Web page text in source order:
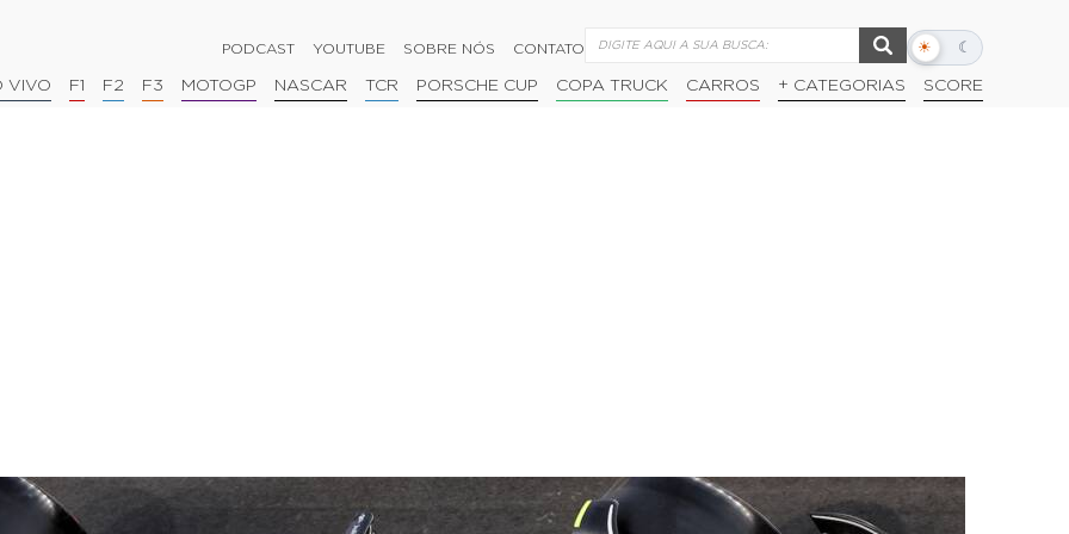
PODCAST YOUTUBE SOBRE NÓS CONTATO ☀ ☾
Alternar
escuro
VIVO F1 F2 F3 MOTOGP NASCAR TCR PORSCHE CUP COPA TRUCK CARROS + CATEGORIAS SCORE